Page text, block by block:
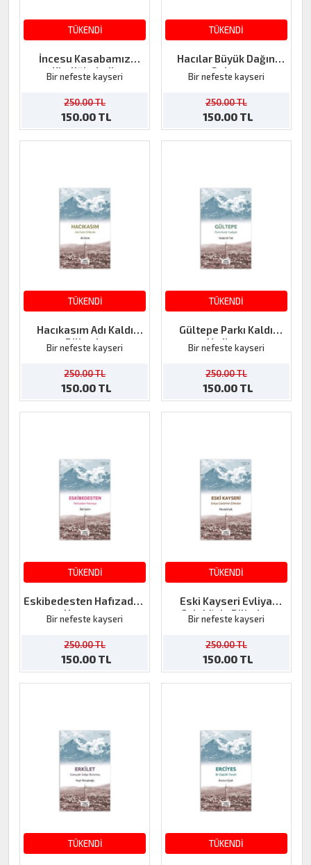
TÜKENDİ
İncesu Kasabamız
Kimliğimizdir
Bir nefeste kayseri
250.00 TL
150.00 TL
TÜKENDİ
Hacılar Büyük Dağın
Sırları
Bir nefeste kayseri
250.00 TL
150.00 TL
TÜKENDİ
Hacıkasım Adı Kaldı
Dillerde
Bir nefeste kayseri
250.00 TL
150.00 TL
TÜKENDİ
Gültepe Parkı Kaldı
Yadigar
Bir nefeste kayseri
250.00 TL
150.00 TL
TÜKENDİ
Eskibedesten Hafızadan
Hatıraya
Bir nefeste kayseri
250.00 TL
150.00 TL
TÜKENDİ
Eski Kayseri Evliya
Çelebi'nin Dilinden
Bir nefeste kayseri
250.00 TL
150.00 TL
TÜKENDİ TÜKENDİ